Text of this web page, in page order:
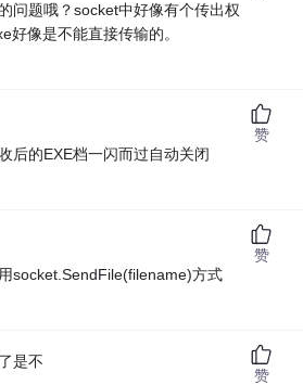
问题哦？socket中好像有个传出权
好像是不能直接传输的。
后的EXE档一闪而过自动关闭
赞
socket.SendFile(filename)方式
赞
是不
赞